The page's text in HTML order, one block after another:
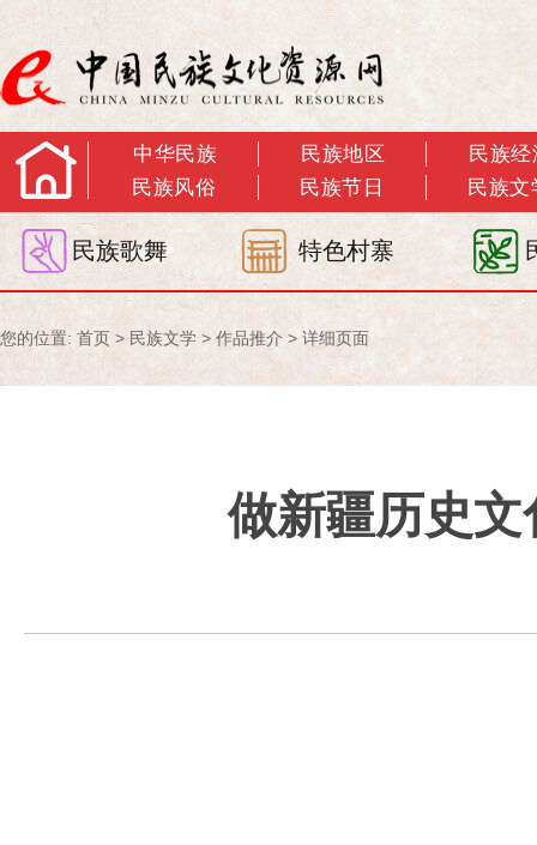
中华民族 民族地区
民族经
民族风俗
民族节日 民族文
民族歌舞 特色村寨
您的位置: 首页 > 民族文学 > 作品推介 > 详细页面
做新疆历史